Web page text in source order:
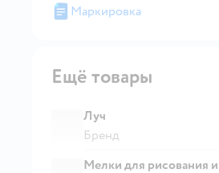
Маркировка
Ещё товары
Луч
Бренд
Мелки для рисования и